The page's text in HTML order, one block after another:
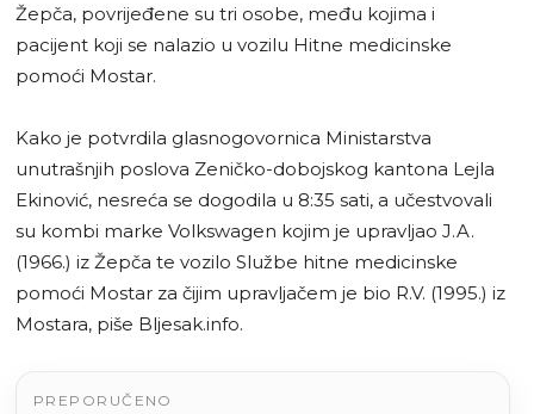
Žepča, povrijeđene su tri osobe, među kojima i
pacijent koji se nalazio u vozilu Hitne medicinske
pomoći Mostar.
Kako je potvrdila glasnogovornica Ministarstva
unutrašnjih poslova Zeničko-dobojskog kantona Lejla
Ekinović, nesreća se dogodila u 8:35 sati, a učestvovali
su kombi marke Volkswagen kojim je upravljao J.A.
(1966.) iz Žepča te vozilo Službe hitne medicinske
pomoći Mostar za čijim upravljačem je bio R.V. (1995.) iz
Mostara, piše Bljesak.info.
PREPORUČENO